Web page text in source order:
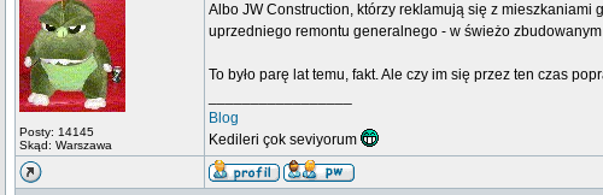
Posty: 14145
Skąd: Warszawa
Albo JW Construction, którzy reklamują się z
uprzedniego remontu generalnego - w świeżo
To było parę lat temu, fakt. Ale czy im się przez ten czas
Blog
Kedileri çok seviyorum